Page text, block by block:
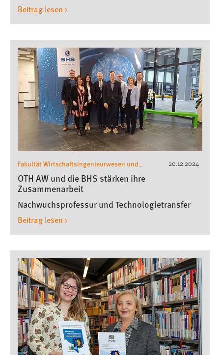
Beitrag lesen ›
20.12.2024
Fakultät Wirtschaftsingenieurwesen und
Gesundheit
Pressemeldungen
OTH AW und die BHS stärken ihre
Zusammenarbeit
Nachwuchsprofessur und Technologietransfer
Beitrag lesen ›